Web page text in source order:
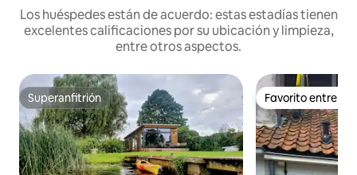
Los huéspedes están de acuerdo: estas estadías tienen
excelentes calificaciones por su ubicación y limpieza,
entre otros aspectos.
Superanfitrión
Superanfitrión Favorito entre
Favorito entre